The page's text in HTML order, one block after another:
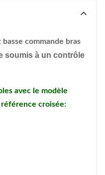
commande bras
soumis à un contrôle
avec le modèle
croisée: